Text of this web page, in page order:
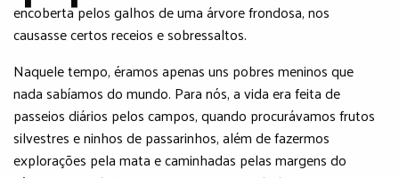
encoberta pelos galhos de uma árvore frondosa, nos
causasse certos receios e sobressaltos.
Naquele tempo, éramos apenas uns pobres meninos que
nada sabíamos do mundo. Para nós, a vida era feita de
passeios diários pelos campos, quando procurávamos frutos
silvestres e ninhos de passarinhos, além de fazermos
explorações pela mata e caminhadas pelas margens do